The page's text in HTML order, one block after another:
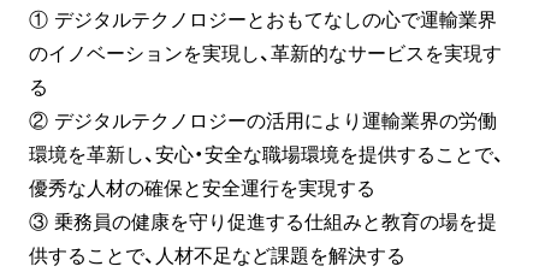
① デジタルテクノロジーとおもてなしの心で運輸業界
のイノベーションを実現し、革新的なサービスを実現す
る
② デジタルテクノロジーの活用により運輸業界の労働
環境を革新し、安心・安全な職場環境を提供することで、
優秀な人材の確保と安全運行を実現する
③ 乗務員の健康を守り促進する仕組みと教育の場を提
供することで、人材不足など課題を解決する